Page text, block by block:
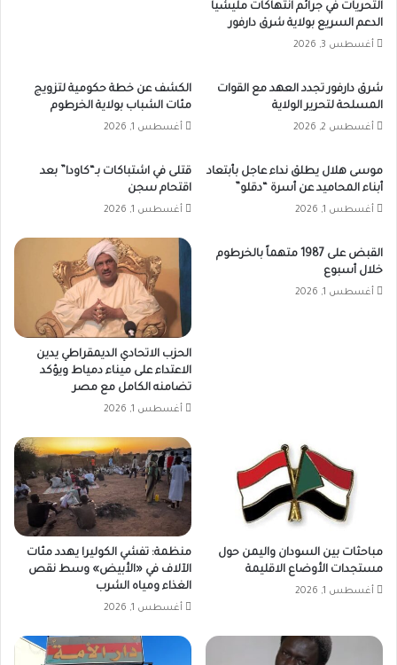
التحريات في جرائم انتهاكات مليشيا
الدعم السريع بولاية شرق دارفور
أغسطس 3, 2026
شرق دارفور تجدد العهد مع القوات
المسلحة لتحرير الولاية
أغسطس 2, 2026
الكشف عن خطة حكومية لتزويج
مئات الشباب بولاية الخرطوم
أغسطس 1, 2026
موسى هلال يطلق نداء عاجل بأبتعاد
أبناء المحاميد عن أسرة “دقلو”
أغسطس 1, 2026
قتلى في اشتباكات بـ“كاودا” بعد
اقتحام سجن
أغسطس 1, 2026
القبض على 1987 متهماً بالخرطوم
خلال أسبوع
أغسطس 1, 2026
الحزب الاتحادي الديمقراطي يدين
الاعتداء على ميناء دمياط ويؤكد
تضامنه الكامل مع مصر
أغسطس 1, 2026
مباحثات بين السودان واليمن حول
مستجدات الأوضاع الاقليمة
أغسطس 1, 2026
منظمة: تفشي الكوليرا يهدد مئات
الآلاف في «الأبيض» وسط نقص
الغذاء ومياه الشرب
أغسطس 1, 2026